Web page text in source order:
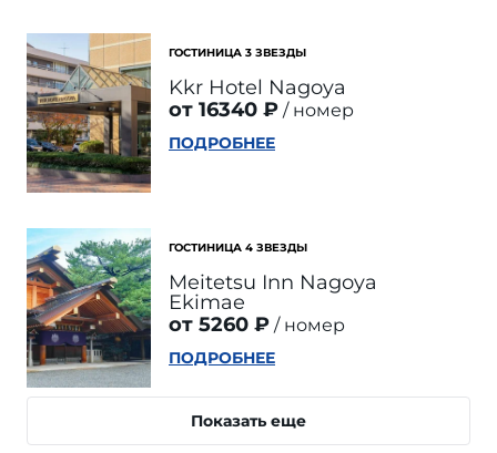
ГОСТИНИЦА 3 ЗВЕЗДЫ
Kkr Hotel Nagoya
от 16340 ₽
номер
ПОДРОБНЕЕ
ГОСТИНИЦА 4 ЗВЕЗДЫ
Meitetsu Inn Nagoya
Ekimae
от 5260 ₽
номер
ПОДРОБНЕЕ
Показать еще